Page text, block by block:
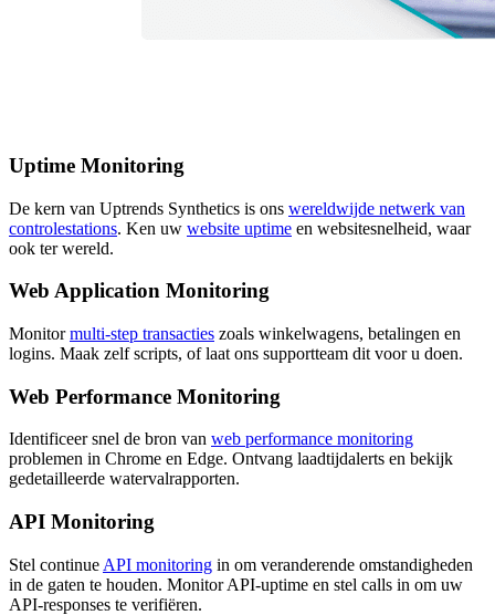
Uptime Monitoring
De kern van Uptrends Synthetics is ons wereldwijde netwerk van
controlestations. Ken uw website uptime en websitesnelheid, waar
ook ter wereld.
Web Application Monitoring
Monitormulti-step transacties zoals winkelwagens, betalingen en
logins. Maak zelf scripts, of laat ons supportteam dit voor u doen.
Web Performance Monitoring
Identificeer snel de bron van web performance monitoring
problemen in Chrome en Edge. Ontvang laadtijdalerts en bekijk
gedetailleerde watervalrapporten.
API Monitoring
Stel continue API monitoring in om veranderende omstandigheden
in de gaten te houden. Monitor API-uptime en stel calls in om uw
API-responses te verifiëren.